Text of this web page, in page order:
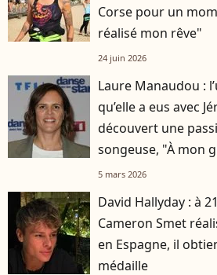
Corse pour un
réalisé mon rêve"
24 juin 2026
Laure Manaudou :
qu’elle a eus avec
découvert une
songeuse, "À mon
5 mars 2026
David Hallyday : à
Cameron Smet
en Espagne, il
médaille